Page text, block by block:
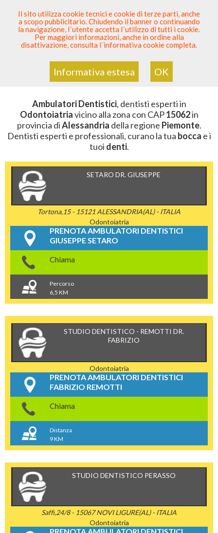
SEI DENTISTA? PARTECIPA
Sei QuiElenco Dentista Sicuro > Odontoiatria>
Ambulatori Dentistici>Piemonte>Alessandria >CAP
15062
ZONA CON CAP 15062
Ambulatori Dentistici, dentisti esperti in
Odontoiatriavicino alla zona con CAP15062in
provincia diAlessandria della regione Piemonte.
Dentisti esperti e professionali, curano la tua bocca e i
tuoi denti.
SETARO DR. GIUSEPPE
Tortona,15 - 15121 ALESSANDRIA(AL) - ITALIA
Odontoiatria
PRENOTA AMBULATORI DENTISTICI
GIUSEPPE SETARO
Chiama
Percorso
6,5 KM
STUDIO DENTISTICO - REMOTTI DR.
FABRIZIO
Odontoiatria
PRENOTA AMBULATORI DENTISTICI
FABRIZIO REMOTTI
Chiama
Distanza
9 KM
STUDIO DENTISTICO PERASSO
Saffi,24/8 - 15067 NOVI LIGURE(AL) - ITALIA
Odontoiatria
Il sito utilizza cookie tecnici e cookie di terze parti, anche
a scopo pubblicitario. Chiudendo il banner o continuando
la navigazione, l´utente accetta l´utilizzo di tutti i cookie.
Per maggiori informazioni, anche in ordine alla
disattivazione, consulta l´informativa cookie completa.
Informativa estesa OK